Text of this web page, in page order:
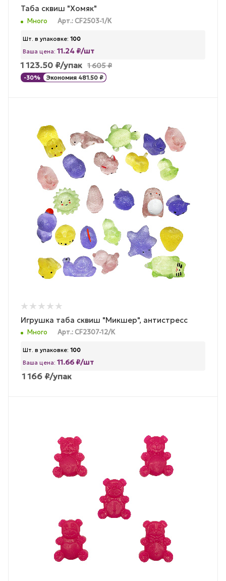
Таба сквиш "Хомяк"
Много Арт.: CF2503-1/К
Шт. в упаковке: 100
Ваша цена: 11.24 ₽/шт
1 123.50 ₽/упак 1 605₽
-30% Экономия 481.50 ₽
Игрушка таба сквиш "Микшер", антистресс
Много Арт.: CF2307-12/К
Шт. в упаковке: 100
Ваша цена: 11.66 ₽/шт
1 166 ₽/упак